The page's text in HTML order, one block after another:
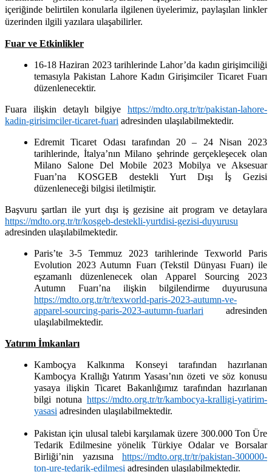
içeriğinde belirtilen konularla ilgilenen üyelerimiz, paylaşılan linkler
üzerinden ilgili yazılara ulaşabilirler.
Fuar ve Etkinlikler
16-18 Haziran 2023 tarihlerinde Lahor’da kadın girişimciliği
temasıyla Pakistan Lahore Kadın Girişimciler Ticaret Fuarı
düzenlenecektir.
Fuara ilişkin detaylı bilgiye https://mdto.org.tr/tr/pakistan-lahore-
kadin-girisimciler-ticaret-fuari adresinden ulaşılabilmektedir.
Edremit Ticaret Odası tarafından 20 – 24 Nisan 2023
tarihlerinde, İtalya’nın Milano şehrinde gerçekleşecek olan
Milano Salone Del Mobile 2023 Mobilya ve Aksesuar
Fuarı’na KOSGEB destekli Yurt Dışı İş Gezisi
düzenleneceği bilgisi iletilmiştir.
Başvuru şartları ile yurt dışı iş gezisine ait program ve detaylara
https://mdto.org.tr/tr/kosgeb-destekli-yurtdisi-gezisi-duyurusu
adresinden ulaşılabilmektedir.
Paris’te 3-5 Temmuz 2023 tarihlerinde Texworld Paris
Evolution 2023 Autumn Fuarı (Tekstil Dünyası Fuarı) ile
eşzamanlı düzenlenecek olan Apparel Sourcing 2023
Autumn Fuarı’na ilişkin bilgilendirme duyurusuna
https://mdto.org.tr/tr/texworld-paris-2023-autumn-ve-
apparel-sourcing-paris-2023-autumn-fuarlari adresinden
ulaşılabilmektedir.
Yatırım İmkanları
Kamboçya Kalkınma Konseyi tarafından hazırlanan
Kamboçya Krallığı Yatırım Yasası’nın özeti ve söz konusu
yasaya ilişkin Ticaret Bakanlığımız tarafından hazırlanan
bilgi notuna https://mdto.org.tr/tr/kambocya-kralligi-yatirim-
yasasi adresinden ulaşılabilmektedir.
Pakistan için ulusal talebi karşılamak üzere 300.000 Ton Üre
Tedarik Edilmesine yönelik Türkiye Odalar ve Borsalar
Birliği’nin yazısına https://mdto.org.tr/tr/pakistan-300000-
ton-ure-tedarik-edilmesi adresinden ulaşılabilmektedir.